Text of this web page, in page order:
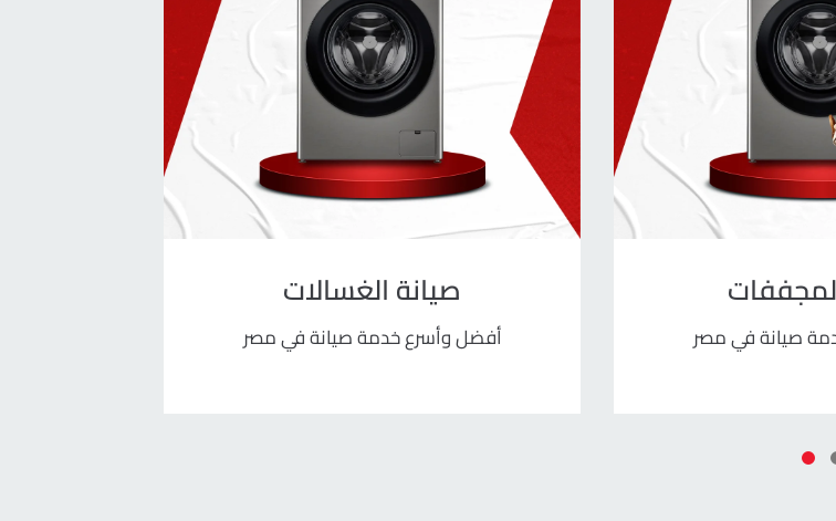
صيانة في مصر
صيانة الغسالات
أفضل وأسرع خدمة صيانة في مصر